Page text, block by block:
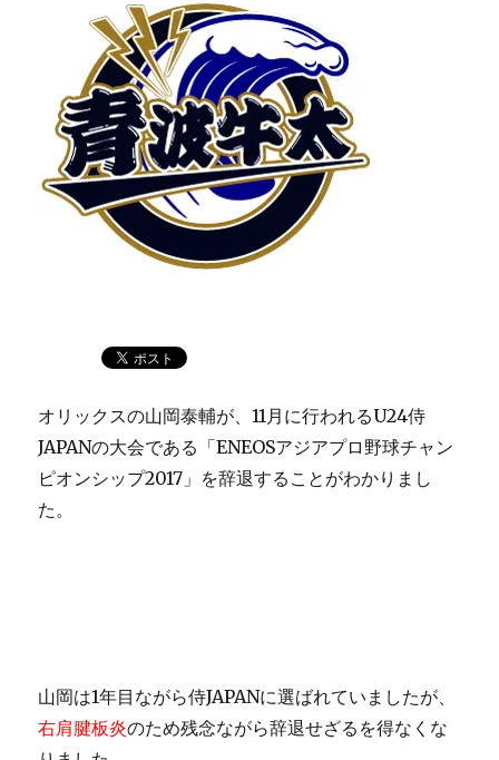
オリックスの山岡泰輔が、11月に行われるU24侍
JAPANの大会である「ENEOSアジアプロ野球チャン
ピオンシップ2017」を辞退することがわかりまし
た。
山岡は1年目ながら侍JAPANに選ばれていましたが、
右肩腱板炎のため残念ながら辞退せざるを得なくな